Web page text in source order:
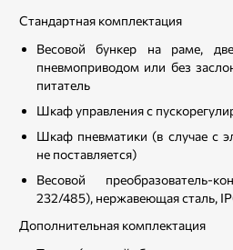
Cтандартная комплектация
Весовой бункер на раме,
пневмоприводом или без
питатель
Шкаф управления с
Шкаф пневматики (в случае с
не поставляется)
Весовой преобразователь-
232/485), нержавеющая сталь,
Дополнительная комплектация